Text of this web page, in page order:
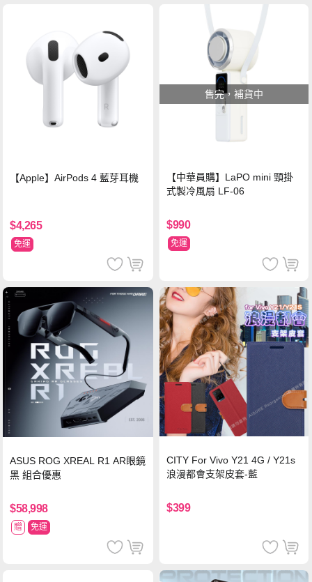
【Apple】AirPods 4 藍芽耳機
$4,265
免運
售完，補貨中
【中華員購】LaPO mini 頸掛
式製冷風扇 LF-06
$990
免運
ASUS ROG XREAL R1 AR眼鏡
黑 組合優惠
$58,998
贈 免運
CITY For Vivo Y21 4G / Y21s
浪漫都會支架皮套-藍
$399